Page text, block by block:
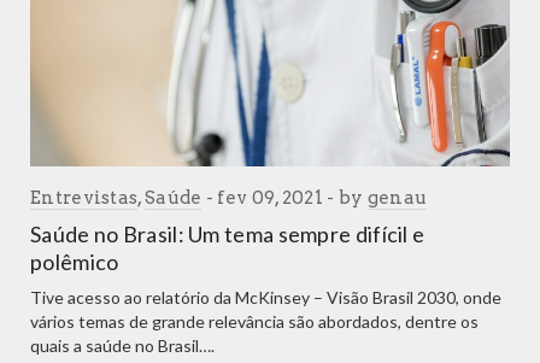
Entrevistas,Saúde fev 09, 2021 by genau
Saúde no Brasil: Um tema sempre difícil e
polêmico
Tive acesso ao relatório da McKinsey – Visão Brasil 2030, onde
vários temas de grande relevância são abordados, dentre os
quais a saúde no Brasil….